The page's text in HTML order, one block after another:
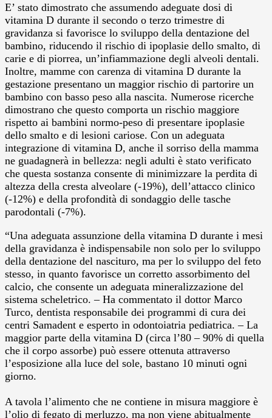
E’ stato dimostrato che assumendo adeguate dosi di
vitamina D durante il secondo o terzo trimestre di
gravidanza si favorisce lo sviluppo della dentazione del
bambino, riducendo il rischio di ipoplasie dello smalto, di
carie e di piorrea, un’infiammazione degli alveoli dentali.
Inoltre, mamme con carenza di vitamina D durante la
gestazione presentano un maggior rischio di partorire un
bambino con basso peso alla nascita. Numerose ricerche
dimostrano che questo comporta un rischio maggiore
rispetto ai bambini normo-peso di presentare ipoplasie
dello smalto e di lesioni cariose. Con un adeguata
integrazione di vitamina D, anche il sorriso della mamma
ne guadagnerà in bellezza: negli adulti è stato verificato
che questa sostanza consente di minimizzare la perdita di
altezza della cresta alveolare (-19%), dell’attacco clinico
(-12%) e della profondità di sondaggio delle tasche
parodontali (-7%).
“Una adeguata assunzione della vitamina D durante i mesi
della gravidanza è indispensabile non solo per lo sviluppo
della dentazione del nascituro, ma per lo sviluppo del feto
stesso, in quanto favorisce un corretto assorbimento del
calcio, che consente un adeguata mineralizzazione del
sistema scheletrico. – Ha commentato il dottor Marco
Turco, dentista responsabile dei programmi di cura dei
centri Samadent e esperto in odontoiatria pediatrica. – La
maggior parte della vitamina D (circa l’80 – 90% di quella
che il corpo assorbe) può essere ottenuta attraverso
l’esposizione alla luce del sole, bastano 10 minuti ogni
giorno.
A tavola l’alimento che ne contiene in misura maggiore è
l’olio di fegato di merluzzo, ma non viene abitualmente